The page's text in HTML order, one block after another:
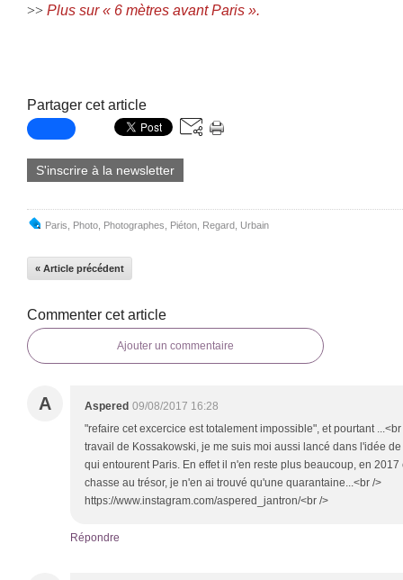
>> Plus sur « 6 mètres avant Paris ».
Partager cet article
S'inscrire à la newsletter
Paris Photo Photographes Piéton Regard Urbain
« Article précédent
Commenter cet article
Ajouter un commentaire
A Aspered 09/08/2017 16:28
"refaire cet excercice est totalement impossible", et pourtant
travail de Kossakowski, je me suis moi aussi lancé dans l'idée
qui entourent Paris. En effet il n'en reste plus beaucoup, en
chasse au trésor, je n'en ai trouvé qu'une quarantaine...<br />
https://www.instagram.com/aspered_jantron/<br />
Répondre